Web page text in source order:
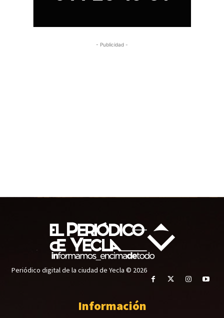
- Publicidad -
Periódico digital de la ciudad de Yecla © 2026
Información